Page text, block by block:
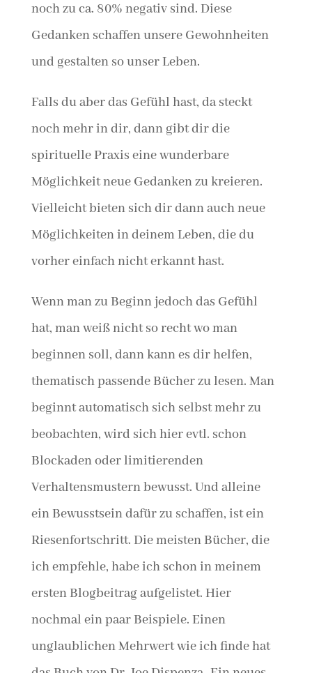
noch zu ca. 80% negativ sind. Diese
Gedanken schaffen unsere Gewohnheiten
und gestalten so unser Leben.
Falls du aber das Gefühl hast, da steckt
noch mehr in dir, dann gibt dir die
spirituelle Praxis eine wunderbare
Möglichkeit neue Gedanken zu kreieren.
Vielleicht bieten sich dir dann auch neue
Möglichkeiten in deinem Leben, die du
vorher einfach nicht erkannt hast.
Wenn man zu Beginn jedoch das Gefühl
hat, man weiß nicht so recht wo man
beginnen soll, dann kann es dir helfen,
thematisch passende Bücher zu lesen. Man
beginnt automatisch sich selbst mehr zu
beobachten, wird sich hier evtl. schon
Blockaden oder limitierenden
Verhaltensmustern bewusst. Und alleine
ein Bewusstsein dafür zu schaffen, ist ein
Riesenfortschritt. Die meisten Bücher, die
ich empfehle, habe ich schon in meinem
ersten Blogbeitrag aufgelistet. Hier
nochmal ein paar Beispiele. Einen
unglaublichen Mehrwert wie ich finde hat